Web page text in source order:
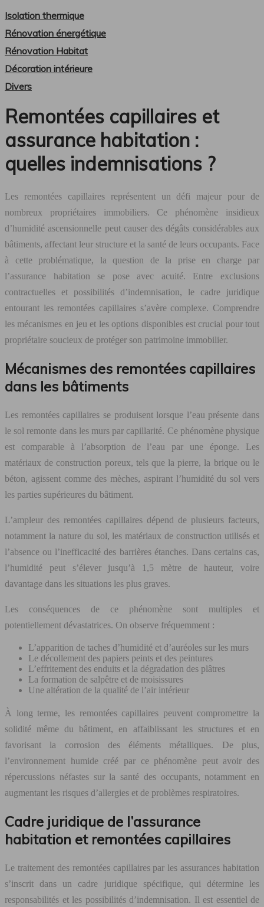
Isolation thermique
Rénovation énergétique
Rénovation Habitat
Décoration intérieure
Divers
Remontées capillaires et
assurance habitation :
quelles indemnisations ?
Les remontées capillaires représentent un défi majeur pour de
nombreux propriétaires immobiliers. Ce phénomène insidieux
d’humidité ascensionnelle peut causer des dégâts considérables aux
bâtiments, affectant leur structure et la santé de leurs occupants. Face
à cette problématique, la question de la prise en charge par
l’assurance habitation se pose avec acuité. Entre exclusions
contractuelles et possibilités d’indemnisation, le cadre juridique
entourant les remontées capillaires s’avère complexe. Comprendre
les mécanismes en jeu et les options disponibles est crucial pour tout
propriétaire soucieux de protéger son patrimoine immobilier.
Mécanismes des remontées capillaires
dans les bâtiments
Les remontées capillaires se produisent lorsque l’eau présente dans
le sol remonte dans les murs par capillarité. Ce phénomène physique
est comparable à l’absorption de l’eau par une éponge. Les
matériaux de construction poreux, tels que la pierre, la brique ou le
béton, agissent comme des mèches, aspirant l’humidité du sol vers
les parties supérieures du bâtiment.
L’ampleur des remontées capillaires dépend de plusieurs facteurs,
notamment la nature du sol, les matériaux de construction utilisés et
l’absence ou l’inefficacité des barrières étanches. Dans certains cas,
l’humidité peut s’élever jusqu’à 1,5 mètre de hauteur, voire
davantage dans les situations les plus graves.
Les conséquences de ce phénomène sont multiples et
potentiellement dévastatrices. On observe fréquemment :
L’apparition de taches d’humidité et d’auréoles sur les murs
Le décollement des papiers peints et des peintures
L’effritement des enduits et la dégradation des plâtres
La formation de salpêtre et de moisissures
Une altération de la qualité de l’air intérieur
À long terme, les remontées capillaires peuvent compromettre la
solidité même du bâtiment, en affaiblissant les structures et en
favorisant la corrosion des éléments métalliques. De plus,
l’environnement humide créé par ce phénomène peut avoir des
répercussions néfastes sur la santé des occupants, notamment en
augmentant les risques d’allergies et de problèmes respiratoires.
Cadre juridique de l’assurance
habitation et remontées capillaires
Le traitement des remontées capillaires par les assurances habitation
s’inscrit dans un cadre juridique spécifique, qui détermine les
responsabilités et les possibilités d’indemnisation. Il est essentiel de